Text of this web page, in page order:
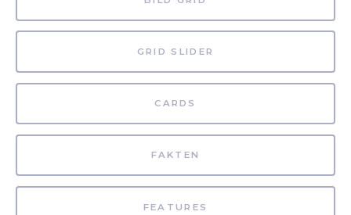
GRID SLIDER
CARDS
FAKTEN
FEATURES